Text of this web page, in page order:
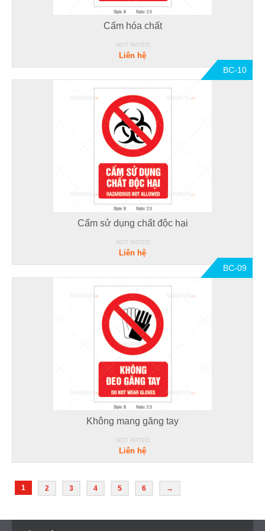
Cấm hóa chất
NOT RATED
Liên hệ
BC-10
Cấm sử dụng chất độc hại
NOT RATED
Liên hệ
BC-09
Không mang găng tay
NOT RATED
Liên hệ
1 2 3 4 5 6 →